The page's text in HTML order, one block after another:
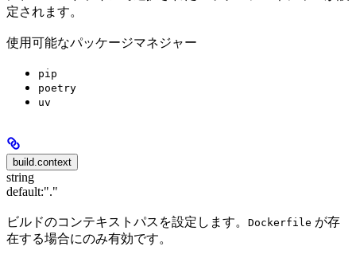
定されます。
使用可能なパッケージマネジャー
pip
poetry
uv
build.context
string
default:"."
ビルドのコンテキストパスを設定します。 Dockerfile が存
在する場合にのみ有効です。